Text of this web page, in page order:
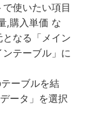
使いたい項目
,購入単価 な
なる「メイン
テーブル」に
ーブルを結
ータ」を選択